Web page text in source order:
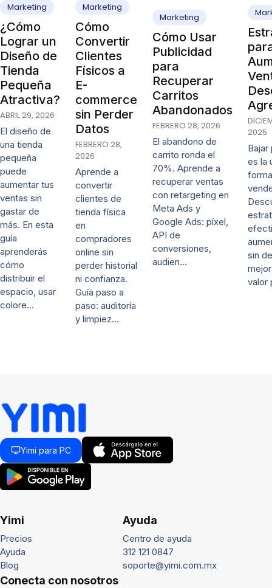
Marketing
¿Cómo
Lograr un
Diseño de
Tienda
Pequeña
Atractiva?
ABRIL 29, 2026
El diseño de
una tienda
pequeña
puede
aumentar tus
ventas sin
gastar de
más. En esta
guía
aprenderás
cómo
distribuir el
espacio, usar
colore…
Marketing
Cómo
Convertir
Clientes
Físicos a
E-
commerce
sin Perder
Datos
FEBRERO 28,
2026
Aprende a
convertir
clientes de
tienda física
en
compradores
online sin
perder historial
ni confianza.
Guía paso a
paso: auditoría
y limpiez…
Marketing
Cómo Usar
Publicidad
para
Recuperar
Carritos
Abandonados
FEBRERO 28, 2026
El abandono de
carrito ronda el
70%. Aprende a
recuperar ventas
con retargeting en
Meta Ads y
Google Ads: píxel,
API de
conversiones,
audien…
2025
es la
sin
valor
Yimi para PC
Yimi
Precios
Ayuda
Blog
Ayuda
Centro de ayuda
312 121 0847
soporte@yimi.com.mx
Conecta con nosotros